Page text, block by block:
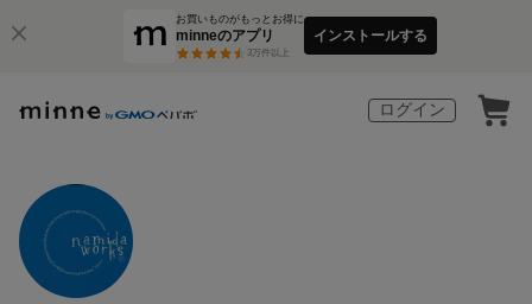
お買いものがもっとお得に
minneのアプリ
3万件以上
インストールする
ログイン